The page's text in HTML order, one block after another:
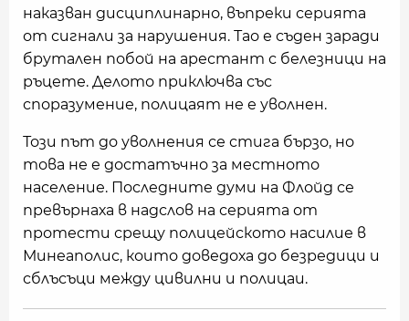
наказван дисциплинарно, въпреки серията
от сигнали за нарушения. Тао е съден заради
брутален побой на арестант с белезници на
ръцете. Делото приключва със
споразумение, полицаят не е уволнен.
Този път до уволнения се стига бързо, но
това не е достатъчно за местното
население. Последните думи на Флойд се
превърнаха в надслов на серията от
протести срещу полицейското насилие в
Минеаполис, които доведоха до безредици и
сблъсъци между цивилни и полицаи.